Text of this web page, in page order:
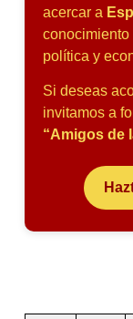
acercar a
conocimiento
política y
Si deseas
invitamos a
“Amigos de